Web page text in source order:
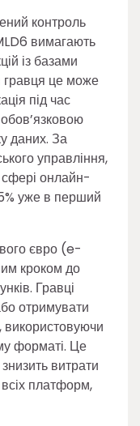
контроль
вимагають
із базами
гравця це може
під час
даних. За
управління,
сфері онлайн-
уже в перший
євро (e-
кроком до
Гравці
отримувати
використовуючи
форматі. Це
витрати
платформ,